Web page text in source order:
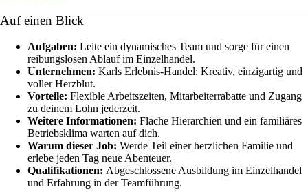
Auf einen Blick
Aufgaben: Leite ein dynamisches Team und sorge für einen
reibungslosen Ablauf im Einzelhandel.
Unternehmen: Karls Erlebnis-Handel: Kreativ, einzigartig und
voller Herzblut.
Vorteile: Flexible Arbeitszeiten, Mitarbeiterrabatte und Zugang
zu deinem Lohn jederzeit.
Weitere Informationen: Flache Hierarchien und ein familiäres
Betriebsklima warten auf dich.
Warum dieser Job: Werde Teil einer herzlichen Familie und
erlebe jeden Tag neue Abenteuer.
Qualifikationen: Abgeschlossene Ausbildung im Einzelhandel
und Erfahrung in der Teamführung.